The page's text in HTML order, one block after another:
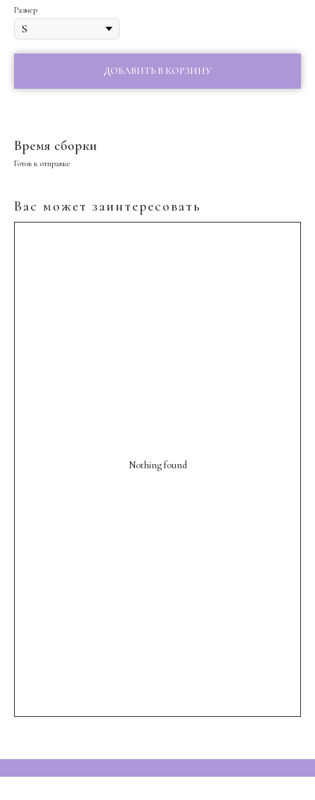
Размер
ДОБАВИТЬ В КОРЗИНУ
Время сборки
Готов к отправке
Вас может заинтересовать
Nothing found